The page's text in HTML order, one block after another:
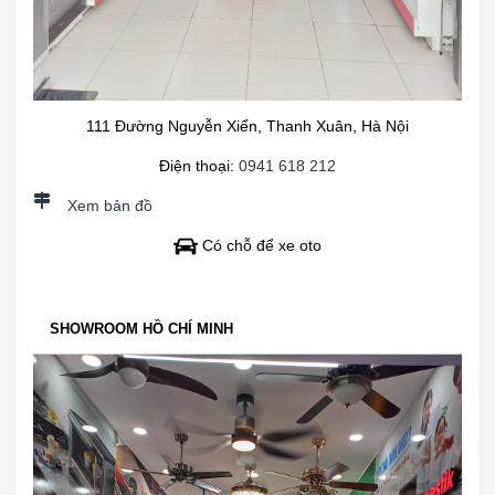
111 Đường Nguyễn Xiển, Thanh Xuân, Hà Nội
Điện thoại: 0941 618 212
Xem bản đồ
Có chỗ để xe oto
SHOWROOM HỒ CHÍ MINH